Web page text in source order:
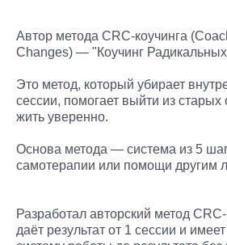
Автор метода CRC-коучинга
Changes) — "Коучинг
Это метод, который убирает
сессии, помогает выйти из старых
жить уверенно.
Основа метода — система из 5
самотерапии или помощи другим
Разработал авторский метод
даёт результат от 1 сессии и